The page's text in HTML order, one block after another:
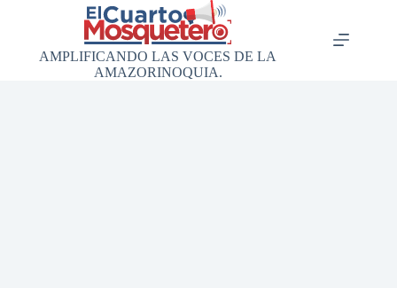
AMPLIFICANDO LAS VOCES DE LA
AMAZORINOQUIA.